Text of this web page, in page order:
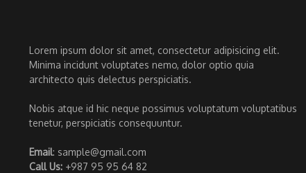
Lorem ipsum dolor sit amet, consectetur adipisicing elit.
Minima incidunt voluptates nemo, dolor optio quia
architecto quis delectus perspiciatis.
Nobis atque id hic neque possimus voluptatum voluptatibus
tenetur, perspiciatis consequuntur.
Email: sample@gmail.com
Call Us: +987 95 95 64 82